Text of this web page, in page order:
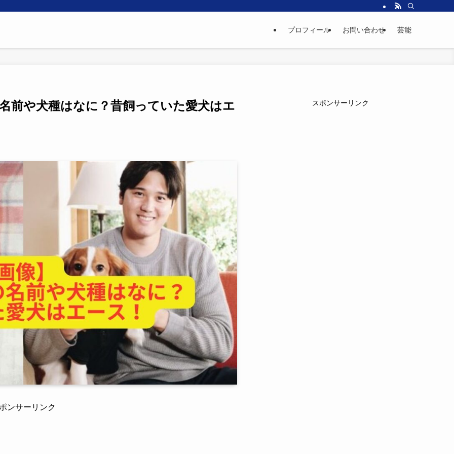
プロフィール お問い合わせ 芸能
前や犬種はなに？昔飼っていた愛犬はエ
ンサーリンク
スポンサーリンク